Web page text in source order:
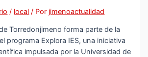
/ local / Por jimenoactualidad
Torredonjimeno forma parte de la
programa Explora IES, una iniciativa
impulsada por la Universidad de